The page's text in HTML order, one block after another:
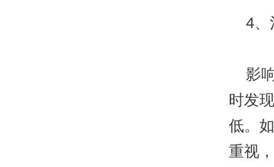
4、
影响
时发
低。
重视